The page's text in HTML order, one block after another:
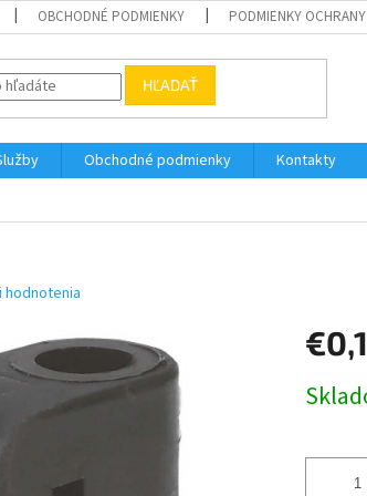
OBCHODNÉ PODMIENKY PODMIENKY OCHRANY
HĽADAŤ
Obchodné podmienky
Kontakty
cena: